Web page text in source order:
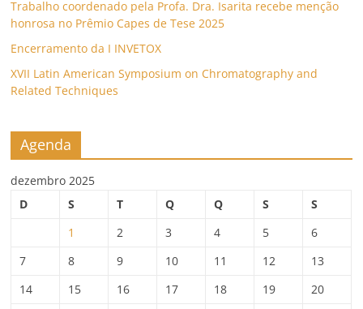
Trabalho coordenado pela Profa. Dra. Isarita recebe menção
honrosa no Prêmio Capes de Tese 2025
Encerramento da I INVETOX
XVII Latin American Symposium on Chromatography and
Related Techniques
Agenda
dezembro 2025
D
S T Q Q S
S
1
2 3 4 5
6
7
8 9 10 11 12
13
14
15 16 17 18 19
20